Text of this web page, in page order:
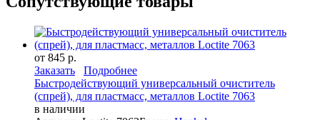
от 845 р.
Заказать
Подробнее
Быстродействующий универсальный очиститель
(спрей), для пластмасс, металлов Loctite 7063
в наличии